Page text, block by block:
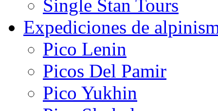
Single Stan Tours
Expediciones de
Pico Lenin
Picos Del Pamir
Pico Yukhin